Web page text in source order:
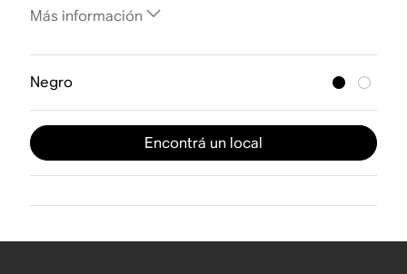
Más información
Negro
Encontrá un local